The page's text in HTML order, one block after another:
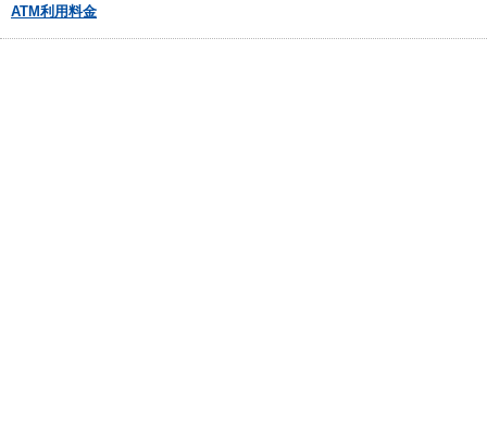
ATM利用料金